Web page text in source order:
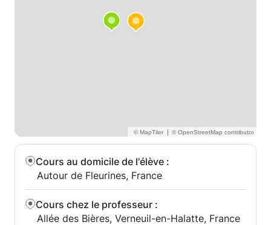
|
Cours au domicile de l'élève :
Autour de Fleurines, France
Cours chez le professeur :
Allée des Bières, Verneuil-en-Halatte, France